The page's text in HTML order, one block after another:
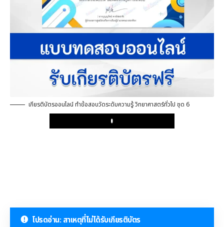
เกียรติบัตรออนไลน์ ทำข้อสอบวัดระดับความรู้ วิทยาศาสตร์ทั่วไป ชุด 6
Play
โปรดอ่าน: สาเหตุที่ไม่ได้รับเกียรติบัตร